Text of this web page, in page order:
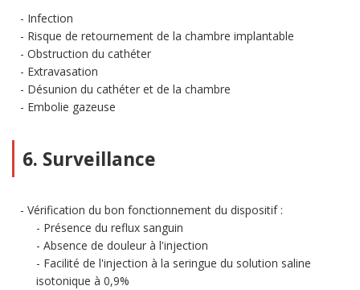
Infection
Risque de retournement de la chambre implantable
Obstruction du cathéter
Extravasation
Désunion du cathéter et de la chambre
Embolie gazeuse
6. Surveillance
Vérification du bon fonctionnement du dispositif :
Présence du reflux sanguin
Absence de douleur à l'injection
Facilité de l'injection à la seringue du solution saline
isotonique à 0,9%